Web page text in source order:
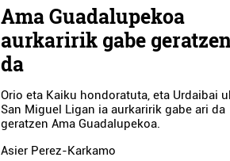
Ama Guadalupekoa
aurkaririk gabe
da
Orio eta Kaiku hondoratuta, eta Urdaibai
San Miguel Ligan ia aurkaririk gabe ari da
geratzen Ama Guadalupekoa.
Asier Perez-Karkamo